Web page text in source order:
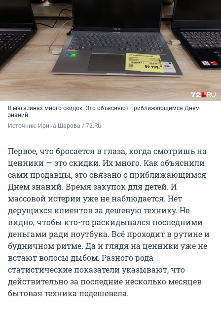
В магазинах много скидок. Это объясняют приближающимся Днем
знаний
Источник: Ирина Шарова / 72.RU
Первое, что бросается в глаза, когда смотришь на
ценники — это скидки. Их много. Как объяснили
сами продавцы, это связано с приближающимся
Днем знаний. Время закупок для детей. И
массовой истерии уже не наблюдается. Нет
дерущихся клиентов за дешевую технику. Не
видно, чтобы кто-то раскидывался последними
деньгами ради ноутбука. Всё проходит в рутине и
будничном ритме. Да и глядя на ценники уже не
встают волосы дыбом. Разного рода
статистические показатели указывают, что
действительно за последние несколько месяцев
бытовая техника подешевела.